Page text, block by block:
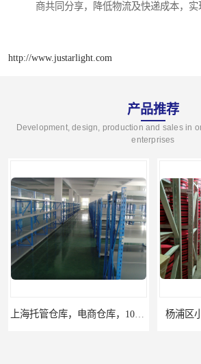
商共同分享，降低物流及快递成本，实
http://www.justarlight.com
产品推荐
Development, design, production and sales in
enterprises
上海托管仓库，电商仓库，10平起租 杨浦区小面积仓库，托管